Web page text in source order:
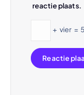
reactie plaats.
+ vier = 5